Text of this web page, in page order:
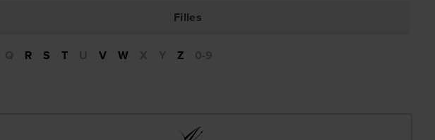
Filles
Q R S T U V W X Y Z 0-9